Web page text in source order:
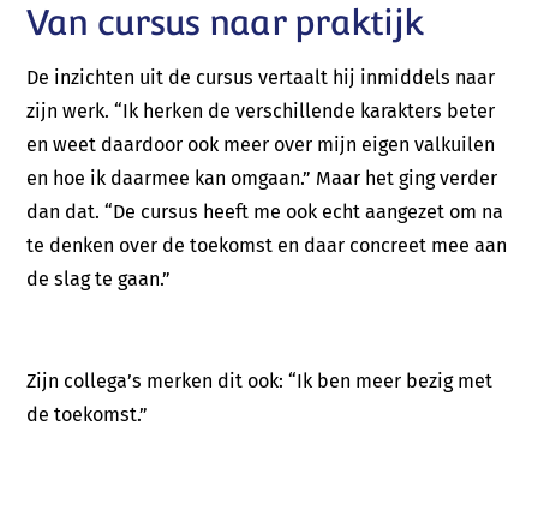
Van cursus naar praktijk
De inzichten uit de cursus vertaalt hij inmiddels naar
zijn werk. “Ik herken de verschillende karakters beter
en weet daardoor ook meer over mijn eigen valkuilen
en hoe ik daarmee kan omgaan.” Maar het ging verder
dan dat. “De cursus heeft me ook echt aangezet om na
te denken over de toekomst en daar concreet mee aan
de slag te gaan.”
Zijn collega’s merken dit ook: “Ik ben meer bezig met
de toekomst.”